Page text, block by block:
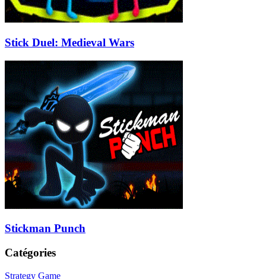
Stick Duel: Medieval Wars
Stickman Punch
Catégories
Strategy Game